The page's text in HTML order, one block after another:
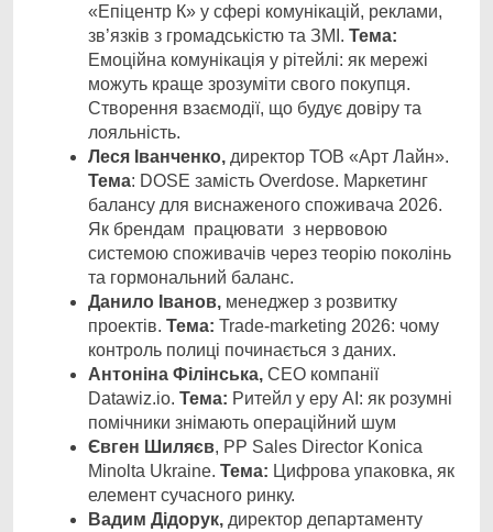
«Епіцентр К» у сфері комунікацій, реклами,
зв’язків з громадськістю та ЗМІ. Тема:
Емоційна комунікація у рітейлі: як мережі
можуть краще зрозуміти свого покупця.
Створення взаємодії, що будує довіру та
лояльність.
Леся Іванченко, директор ТОВ «Арт Лайн».
Тема: DOSE замість Overdose. Маркетинг
балансу для виснаженого споживача 2026.
Як брендам працювати з нервовою
системою споживачів через теорію поколінь
та гормональний баланс.
Данило Іванов, менеджер з розвитку
проектів. Тема: Trade-marketing 2026: чому
контроль полиці починається з даних.
Антоніна Філінська, CEO компанії
Datawiz.io. Тема: Ритейл у еру АІ: як розумні
помічники знімають операційний шум
Євген Шиляєв, PP Sales Director Konica
Minolta Ukraine. Тема: Цифрова упаковка, як
елемент сучасного ринку.
Вадим Дідорук, директор департаменту